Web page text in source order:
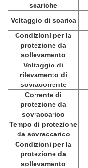
scariche
Voltaggio di scarica
Condizioni per la
protezione da
sollevamento
Voltaggio di
rilevamento di
sovracorrente
Corrente di
protezione da
sovraccarico
Tempo di protezione
da sovraccarico
Condizioni per la
protezione da
sollevamento